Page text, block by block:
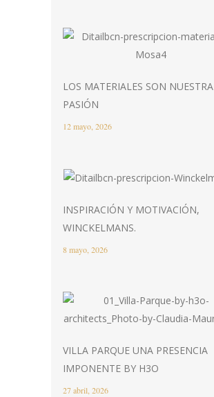
LOS MATERIALES SON NUESTRA
PASIÓN
12 mayo, 2026
INSPIRACIÓN Y MOTIVACIÓN,
WINCKELMANS.
8 mayo, 2026
VILLA PARQUE UNA PRESENCIA
IMPONENTE BY H3O
27 abril, 2026